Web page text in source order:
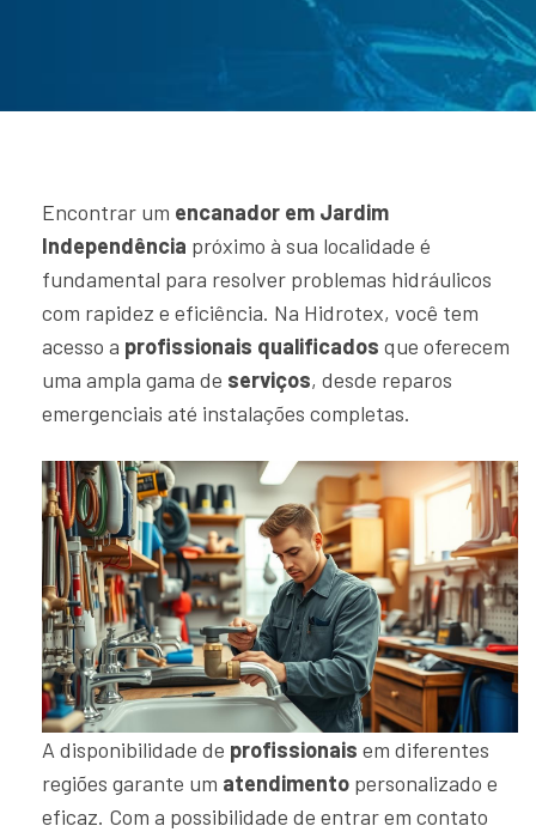
Encontrar um encanador em Jardim
Independência próximo à sua localidade é
fundamental para resolver problemas hidráulicos
com rapidez e eficiência. Na Hidrotex, você tem
acesso a profissionais qualificados que oferecem
uma ampla gama de serviços, desde reparos
emergenciais até instalações completas.
A disponibilidade de profissionais em diferentes
regiões garante um atendimento personalizado e
eficaz. Com a possibilidade de entrar em contato